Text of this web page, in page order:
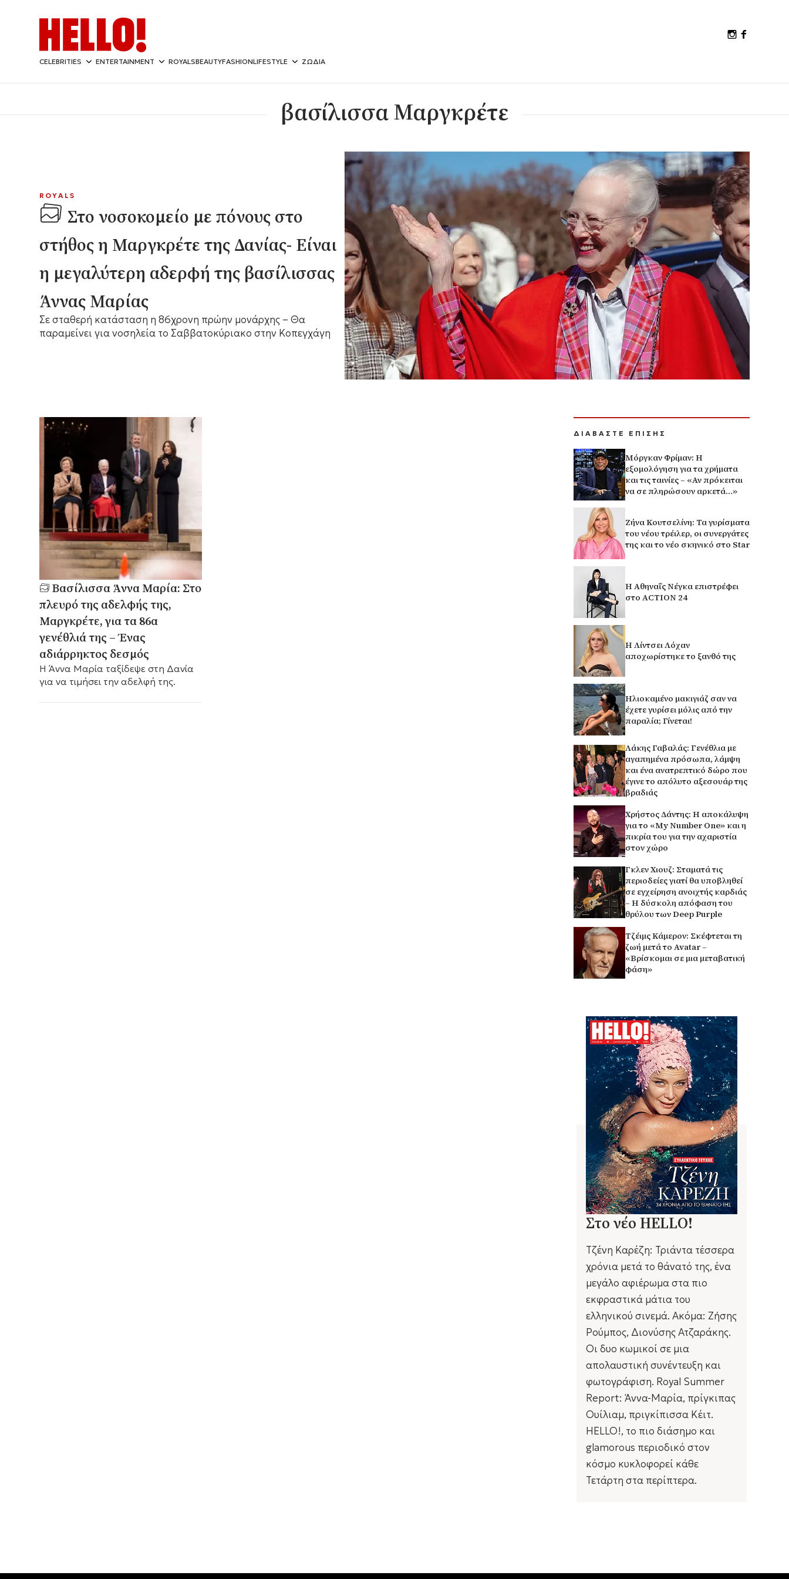
CELEBRITIES ENTERTAINMENT ROYALSBEAUTYFASHIONLIFESTYLE ΖΩΔΙΑ
βασίλισσα Μαργκρέτε
ROYALS
Στο νοσοκομείο με πόνους στο
στήθος η Μαργκρέτε της Δανίας- Είναι
η μεγαλύτερη αδερφή της βασίλισσας
Άννας Μαρίας
Σε σταθερή κατάσταση η 86χρονη πρώην μονάρχης – Θα
παραμείνει για νοσηλεία το Σαββατοκύριακο στην Κοπεγχάγη
Βασίλισσα Άννα Μαρία: Στο
πλευρό της αδελφής της,
Μαργκρέτε, για τα 86α
γενέθλιά της – Ένας
αδιάρρηκτος δεσμός
H Άννα Μαρία ταξίδεψε στη Δανία
για να τιμήσει την αδελφή της.
ΔΙΑΒΑΣΤΕ ΕΠΙΣΗΣ
Μόργκαν Φρίμαν: Η
εξομολόγηση για τα χρήματα
και τις ταινίες – «Αν πρόκειται
να σε πληρώσουν αρκετά…»
Ζήνα Κουτσελίνη: Τα γυρίσματα
του νέου τρέιλερ, οι συνεργάτες
της και το νέο σκηνικό στο Star
Η Αθηναΐς Νέγκα επιστρέφει
στο ACTION 24
Η Λίντσει Λόχαν
αποχωρίστηκε το ξανθό της
Ηλιοκαμένο μακιγιάζ σαν να
έχετε γυρίσει μόλις από την
παραλία; Γίνεται!
Λάκης Γαβαλάς: Γενέθλια με
αγαπημένα πρόσωπα, λάμψη
και ένα ανατρεπτικό δώρο που
έγινε το απόλυτο αξεσουάρ της
βραδιάς
Χρήστος Δάντης: Η αποκάλυψη
για το «My Number One» και η
πικρία του για την αχαριστία
στον χώρο
Γκλεν Χιουζ: Σταματά τις
περιοδείες γιατί θα υποβληθεί
σε εγχείρηση ανοιχτής καρδιάς
– Η δύσκολη απόφαση του
θρύλου των Deep Purple
Τζέιμς Κάμερον: Σκέφτεται τη
ζωή μετά το Avatar –
«Βρίσκομαι σε μια μεταβατική
φάση»
Στο νέο HELLO!
Τζένη Καρέζη: Τριάντα τέσσερα
χρόνια μετά το θάνατό της, ένα
μεγάλο αφιέρωμα στα πιο
εκφραστικά μάτια του
ελληνικού σινεμά. Ακόμα: Ζήσης
Ρούμπος, Διονύσης Ατζαράκης.
Οι δυο κωμικοί σε μια
απολαυστική συνέντευξη και
φωτογράφιση. Royal Summer
Report: Άννα-Μαρία, πρίγκιπας
Ουίλιαμ, πριγκίπισσα Κέιτ.
HELLO!, το πιο διάσημο και
glamorous περιοδικό στον
κόσμο κυκλοφορεί κάθε
Τετάρτη στα περίπτερα.